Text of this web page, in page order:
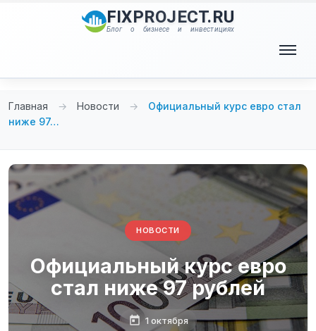
FIXPROJECT.RU
Блог о бизнесе и инвестициях
Главная → Новости →
Официальный курс евро стал
ниже 97…
НОВОСТИ
Официальный курс евро
стал ниже 97 рублей
1 октября